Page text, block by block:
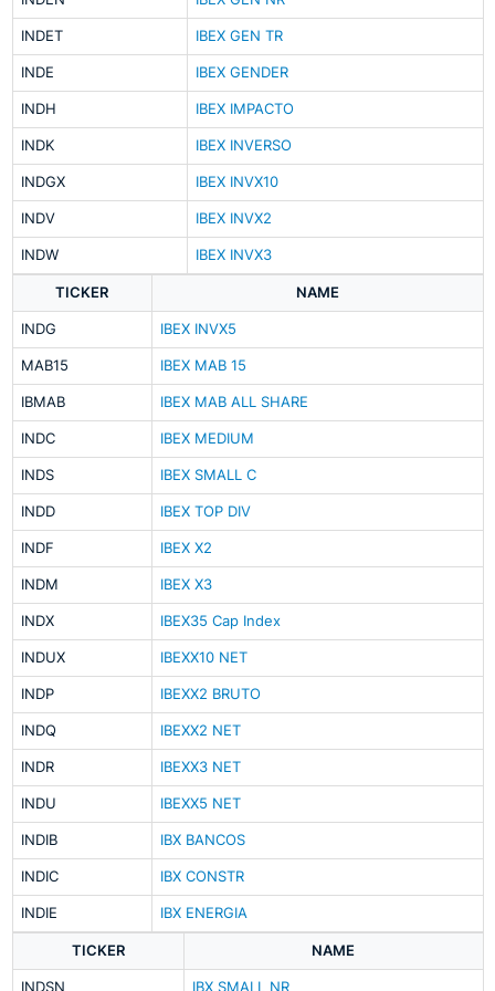
INDET IBEX GEN TR
INDE IBEX GENDER
INDH IBEX IMPACTO
INDK IBEX INVERSO
INDGX IBEX INVX10
INDV IBEX INVX2
INDW IBEX INVX3
TICKER NAME
INDG IBEX INVX5
MAB15 IBEX MAB 15
IBMAB IBEX MAB ALL SHARE
INDC IBEX MEDIUM
INDS IBEX SMALL C
INDD IBEX TOP DIV
INDF IBEX X2
INDM IBEX X3
INDX IBEX35 Cap Index
INDUX IBEXX10 NET
INDP IBEXX2 BRUTO
INDQ IBEXX2 NET
INDR IBEXX3 NET
INDU IBEXX5 NET
INDIB IBX BANCOS
INDIC IBX CONSTR
INDIE IBX ENERGIA
TICKER NAME
INDSN IBX SMALL NR